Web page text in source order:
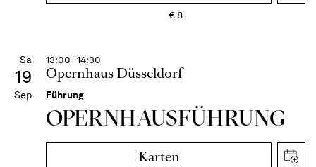
€8
Sa
19
Sep
13:00 - 14:30
Opernhaus Düsseldorf
Führung
OPERN­HAUS­FÜH­RUNG
Karten